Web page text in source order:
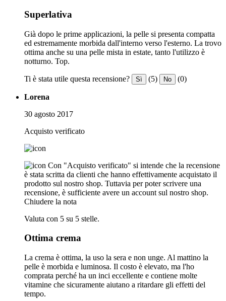
Superlativa
Già dopo le prime applicazioni, la pelle si presenta compatta
ed estremamente morbida dall'interno verso l'esterno. La trovo
ottima anche su una pelle mista in estate, tanto l'utilizzo è
notturno. Top.
Ti è stata utile questa recensione? Sì (5) No (0)
Lorena
30 agosto 2017
Acquisto verificato
Con "Acquisto verificato" si intende che la recensione
è stata scritta da clienti che hanno effettivamente acquistato il
prodotto sul nostro shop. Tuttavia per poter scrivere una
recensione, è sufficiente avere un account sul nostro shop.
Chiudere la nota
Valuta con 5 su 5 stelle.
Ottima crema
La crema è ottima, la uso la sera e non unge. Al mattino la
pelle è morbida e luminosa. Il costo è elevato, ma l'ho
comprata perché ha un inci eccellente e contiene molte
vitamine che sicuramente aiutano a ritardare gli effetti del
tempo.